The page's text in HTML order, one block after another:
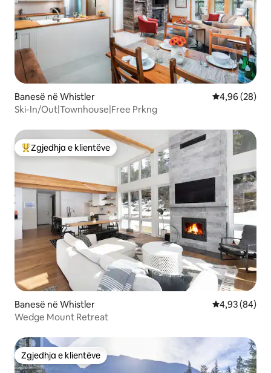
Banesë në Whistler Vlerësimi
4,96 (28)
Ski-In/Out|Townhouse|Free Prkng
Më të mirat e zgjedhjeve të klientëve
Zgjedhja e klientëve
Banesë në Whistler Vlerësimi
4,93 (84)
Wedge Mount Retreat
Zgjedhja e klientëve
Zgjedhja e klientëve